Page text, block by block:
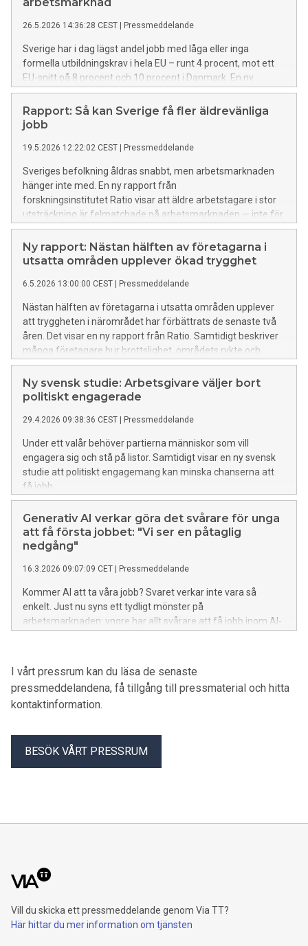
26.5.2026 14:36:28 CEST Pressmeddelande
Sverige har i dag lägst andel jobb med låga eller inga
formella utbildningskrav i hela EU – runt 4 procent, mot ett
EU-snitt på 8 procent och 10 procent i Danmark. En ny
rapport från forskningsinstitutet Ratio, skriven av professor
Lotta Stern och arbetsmarknadsexperten Edward Hamilton,
menar att Sverige behöver sänka trösklarna in på
skapa fler så kallade lågtröskeljobb som kan vända
utvecklingen. De höga trösklarna drabbar en växande grupp
“outsiders” – långtidsarbetslösa utan gymnasieutbildning,
utrikes födda, äldre och personer med funktionsnedsättning.
Nästan 90 procent av dem som varit arbetslösa i mer än två
år tillhör dessa grupper. Personer utan gymnasieutbildning
eftergymnasial utbildning. Samtidigt rapporterar
arbetsgivare brist i nästan vart tredje yrke. – Den svenska
modellen har skapat en välfungerande arbetsmarknad för
Rapport: Så kan Sverige få fler äldrevänliga
jobb
19.5.2026 12:22:02 CEST Pressmeddelande
Sveriges befolkning åldras snabbt, men arbetsmarknaden
hänger inte med. En ny rapport från
forskningsinstitutet Ratio visar att äldre arbetstagare i stor
utsträckning är felmatchade på arbetsmarknaden — inte för
att de saknar vilja att arbeta, utan för att rätt jobb och
tillräcklig flexibilitet saknas. Rapporten introducerar
begreppet äldrevänliga jobb och presenterar konkreta
Ny rapport: Nästan hälften av företagarna i
utsatta områden upplever ökad trygghet
6.5.2026 13:00:00 CEST Pressmeddelande
Nästan hälften av företagarna i utsatta områden upplever
att tryggheten i närområdet har förbättrats de senaste två
åren. Det visar en ny rapport från Ratio. Samtidigt beskriver
många företagare hur brottslighet, områdets rykte och
svagt förtroende för rättsväsendets förmåga att klara upp
brott påverkar kundflöden, öppettider, rekrytering och
framtidsplaner.
Ny svensk studie: Arbetsgivare väljer bort
politiskt engagerade
29.4.2026 09:38:36 CEST Pressmeddelande
Under ett valår behöver partierna människor som vill
engagera sig och stå på listor. Samtidigt visar en ny svensk
studie att politiskt engagemang kan minska chanserna att
få jobb.
Generativ AI verkar göra det svårare för unga
att få första jobbet: "Vi ser en påtaglig
nedgång"
16.3.2026 09:07:09 CET Pressmeddelande
Kommer AI att ta våra jobb? Svaret verkar inte vara så
enkelt. Just nu syns ett tydligt mönster på
arbetsmarknaden: yngre har allt svårare att få jobb inom AI-
I vårt pressrum kan du läsa de senaste
pressmeddelandena, få tillgång till pressmaterial och hitta
kontaktinformation.
BESÖK VÅRT PRESSRUM
Vill du skicka ett pressmeddelande genom Via TT?
Här hittar du mer information om tjänsten